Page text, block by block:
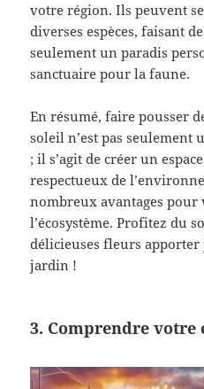
votre région. Ils peuvent
diverses espèces, faisant
seulement un paradis
sanctuaire pour la faune.
En résumé, faire pousser
soleil n’est pas seulement
; il s’agit de créer un
respectueux de
nombreux avantages pour
l’écosystème. Profitez du
délicieuses fleurs apporter
jardin !
3. Comprendre